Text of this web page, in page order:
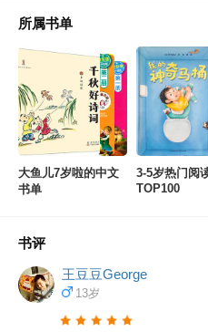
所属书单
大鱼儿7岁啦的中文
书单
3-5岁热门阅
TOP100
书评
王豆豆George
13岁